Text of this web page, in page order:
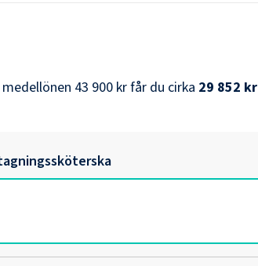
43 900 krfår du cirka 29 852 kr